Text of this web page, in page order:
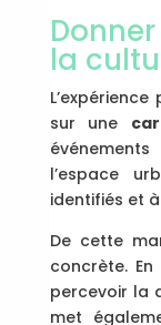
la
sur une
l’espace
identifiés et
De cette
concrète.
percevoir la
met